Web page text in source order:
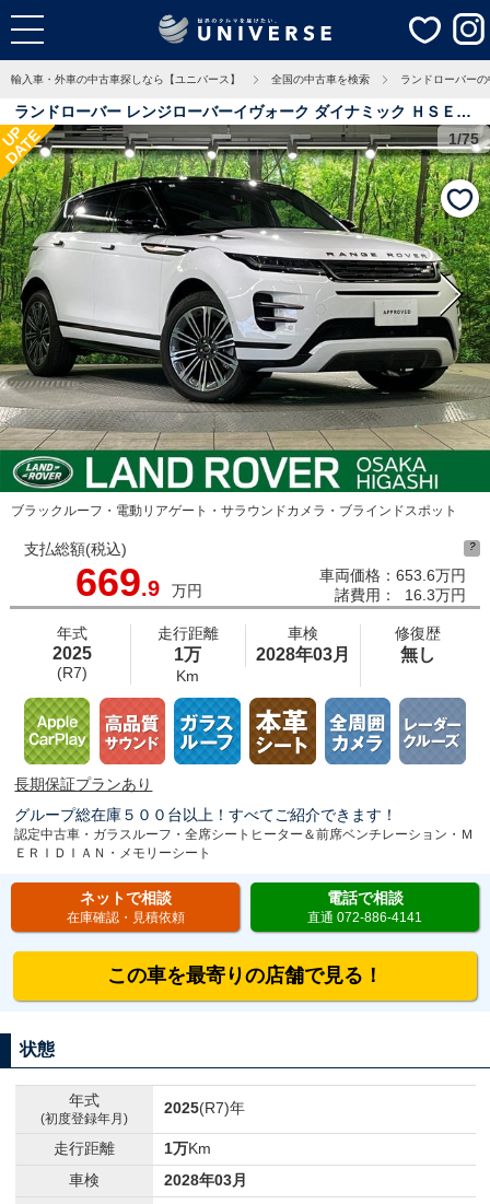
輸入車・外車の中古車探しなら【ユニバース】 全国の中古車を検索 ランドローバー
ランドローバー レンジローバーイヴォーク ダイナミック ＨＳＥ
Ｐ３００ｅ 認定中古車 ガラスルーフ 全席シートヒーター＆前席ベ
ンチレーション ＭＥＲＩＤＩＡＮ アダプティブクルーズ フル液晶
メーター メモリーシート 電動ステアリングコラム 純正２０インチ
アルミ 1万Km 大阪府
DATE
ブラックルーフ・電動リアゲート・サラウンドカメラ・ブラインドスポット
1/75
支払総額(税込)
669.9 万円
車両価格：
諸費用：
653.6万円
16.3万円
?
年式
2025
(R7)
走行距離
1万
Km
車検
2028年03月
修復歴
無し
長期保証プランあり
グループ総在庫５００台以上！すべてご紹介できます！
認定中古車・ガラスルーフ・全席シートヒーター＆前席ベンチレーション・Ｍ
ＥＲＩＤＩＡＮ・メモリーシート
ネットで相談
在庫確認・見積依頼
電話で相談
直通 072-886-4141
この車を最寄りの店舗で見る！
状態
年式
(初度登録年月)
2025(R7)年
走行距離 1万Km
車検
2028年03月